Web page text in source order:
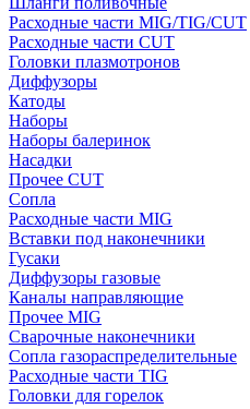
Расходные части MIG/TIG/CUT
Расходные части CUT
Головки плазмотронов
Диффузоры
Катоды
Наборы
Наборы балеринок
Насадки
Прочее CUT
Сопла
Расходные части MIG
Вставки под наконечники
Гусаки
Диффузоры газовые
Каналы направляющие
Прочее MIG
Сварочные наконечники
Сопла газораспределительные
Расходные части TIG
Головки для горелок